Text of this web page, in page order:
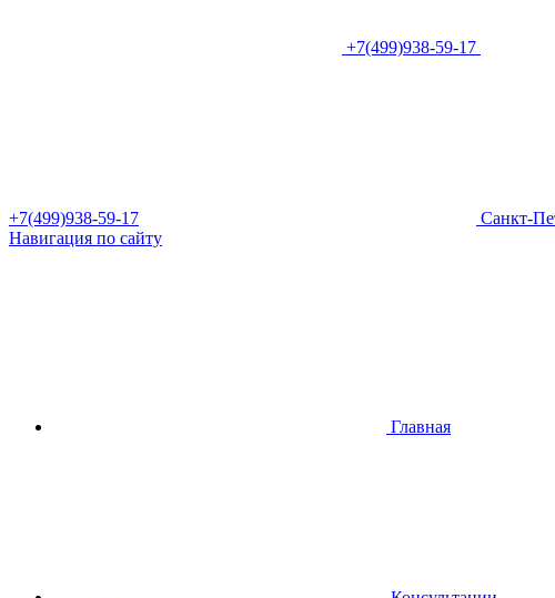
+7(499)938-59-17
+7(499)938-59-17
Санкт-
Навигация по сайту
Главная